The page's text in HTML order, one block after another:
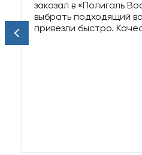
заказал в «Полигаль
выбрать подходящий
привезли быстро.